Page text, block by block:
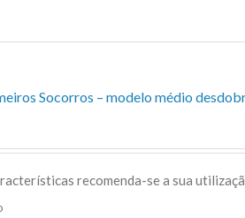
Socorros – modelo médio
recomenda-se a sua